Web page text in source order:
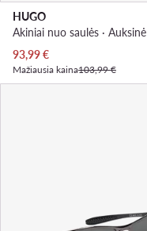
HUGO
Akiniai nuo saulės · Auksinė
Dabartinė kaina
93,99€
Mažiausia kaina103,99 €